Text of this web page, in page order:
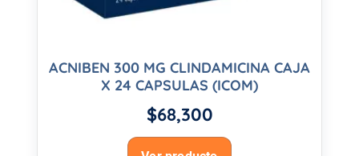
ACNIBEN 300 MG CLINDAMICINA CAJA
X 24 CAPSULAS (ICOM)
$68,300